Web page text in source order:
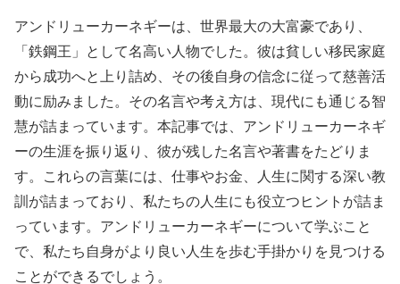
アンドリューカーネギーは、世界最大の大富豪であり、
「鉄鋼王」として名高い人物でした。彼は貧しい移民家庭
から成功へと上り詰め、その後自身の信念に従って慈善活
動に励みました。その名言や考え方は、現代にも通じる智
慧が詰まっています。本記事では、アンドリューカーネギ
ーの生涯を振り返り、彼が残した名言や著書をたどりま
す。これらの言葉には、仕事やお金、人生に関する深い教
訓が詰まっており、私たちの人生にも役立つヒントが詰ま
っています。アンドリューカーネギーについて学ぶこと
で、私たち自身がより良い人生を歩む手掛かりを見つける
ことができるでしょう。